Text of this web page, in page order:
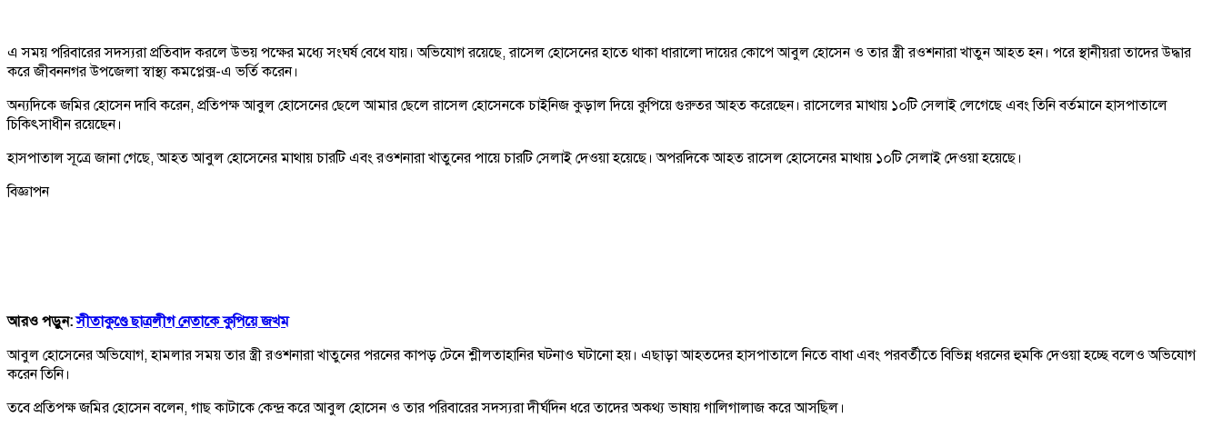
এ সময় পরিবারের সদস্যরা প্রতিবাদ করলে উভয় পক্ষের মধ্যে সংঘর্ষ বেধে যায়। অভিযোগ রয়েছে, রাসেল হোসেনের হাতে থাকা ধারালো দায়ের কোপে আবুল হোসেন ও তার স্ত্রী রওশনারা খাতুন আহত হন। পরে স্থানীয়রা তাদের উদ্ধার
করে জীবননগর উপজেলা স্বাস্থ্য কমপ্লেক্স-এ ভর্তি করেন।
অন্যদিকে জমির হোসেন দাবি করেন, প্রতিপক্ষ আবুল হোসেনের ছেলে আমার ছেলে রাসেল হোসেনকে চাইনিজ কুড়াল দিয়ে কুপিয়ে গুরুতর আহত করেছেন। রাসেলের মাথায় ১০টি সেলাই লেগেছে এবং তিনি বর্তমানে হাসপাতালে
চিকিৎসাধীন রয়েছেন।
হাসপাতাল সূত্রে জানা গেছে, আহত আবুল হোসেনের মাথায় চারটি এবং রওশনারা খাতুনের পায়ে চারটি সেলাই দেওয়া হয়েছে। অপরদিকে আহত রাসেল হোসেনের মাথায় ১০টি সেলাই দেওয়া হয়েছে।
বিজ্ঞাপন
আরও পড়ুন:সীতাকুণ্ডে ছাত্রলীগ নেতাকে কুপিয়ে জখম
আবুল হোসেনের অভিযোগ, হামলার সময় তার স্ত্রী রওশনারা খাতুনের পরনের কাপড় টেনে শ্লীলতাহানির ঘটনাও ঘটানো হয়। এছাড়া আহতদের হাসপাতালে নিতে বাধা এবং পরবর্তীতে বিভিন্ন ধরনের হুমকি দেওয়া হচ্ছে বলেও অভিযোগ
করেন তিনি।
তবে প্রতিপক্ষ জমির হোসেন বলেন, গাছ কাটাকে কেন্দ্র করে আবুল হোসেন ও তার পরিবারের সদস্যরা দীর্ঘদিন ধরে তাদের অকথ্য ভাষায় গালিগালাজ করে আসছিল।